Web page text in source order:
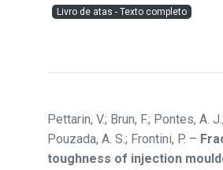
Livro de atas - Texto completo
Pettarin, V.; Brun, F.; Pontes, A.
Pouzada, A. S.; Frontini, P. –
toughness of injection